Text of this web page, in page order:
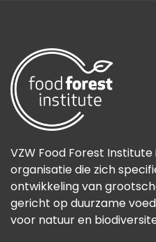
VZW Food Forest Institute
organisatie die zich
ontwikkeling van
gericht op duurzame
voor natuur en